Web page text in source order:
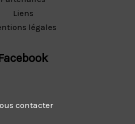
Liens
légales
contacter